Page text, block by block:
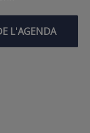
L'AGENDA